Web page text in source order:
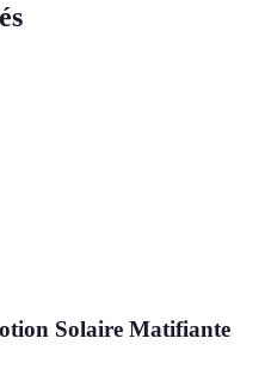
Solaire Matifiante